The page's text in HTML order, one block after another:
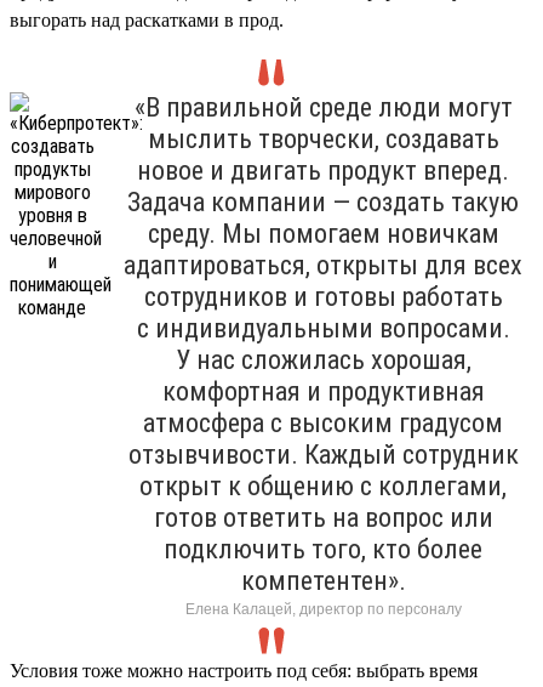
выгорать над раскатками в прод.
«В правильной среде люди могут
мыслить творчески, создавать
новое и двигать продукт вперед.
Задача компании — создать такую
среду. Мы помогаем новичкам
адаптироваться, открыты для всех
сотрудников и готовы работать
с индивидуальными вопросами.
У нас сложилась хорошая,
комфортная и продуктивная
атмосфера с высоким градусом
отзывчивости. Каждый сотрудник
открыт к общению с коллегами,
готов ответить на вопрос или
подключить того, кто более
компетентен».
Елена Калацей, директор по персоналу
Условия тоже можно настроить под себя: выбрать время